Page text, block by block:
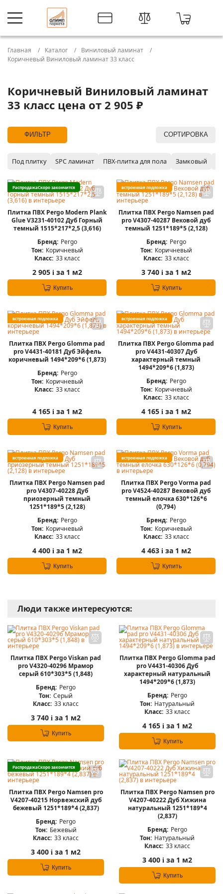
Главная Каталог
Виниловый ламинат
Коричневый Виниловый ламинат 33 класс
Коричневый Виниловый ламинат
33 класс цена от 2 905 ₽
ФИЛЬТР СОРТИРОВКА
Под плитку SPC ламинат ПВХ-плитка для пола Замковый
РаспродажаСкоро закончится
Плитка ПВХ Pergo Modern Plank
Glue V3231-40102 Дуб Горный
темный 1515*217*2,5 (3,616)
Бренд: Pergo
Тон: Коричневый
Класс: 33 класс
2 905 iза 1 м2
Купить
встроенная подложка
Плитка ПВХ Pergo Namsen pad
pro V4307-40287 Вековой дуб
темный 1251*189*5 (2,128)
Бренд: Pergo
Тон: Коричневый
Класс: 33 класс
3 740 iза 1 м2
Купить
встроенная подложка
Плитка ПВХ Pergo Glomma pad
pro V4431-40181 Дуб Эйфель
коричневый 1494*209*6 (1,873)
Бренд: Pergo
Тон: Коричневый
Класс: 33 класс
4 165 iза 1 м2
Купить
встроенная подложка
Плитка ПВХ Pergo Glomma pad
pro V4431-40307 Дуб
характерный темный
1494*209*6 (1,873)
Бренд: Pergo
Тон: Коричневый
Класс: 33 класс
4 165 iза 1 м2
Купить
встроенная подложка
Плитка ПВХ Pergo Namsen pad
pro V4307-40228 Дуб
приозерный темный
1251*189*5 (2,128)
Бренд: Pergo
Тон: Коричневый
Класс: 33 класс
4 400 iза 1 м2
Купить
встроенная подложка
Плитка ПВХ Pergo Vorma pad
pro V4524-40287 Вековой дуб
темный елочка 630*126*6
(0,794)
Бренд: Pergo
Тон: Коричневый
Класс: 33 класс
4 463 iза 1 м2
Купить
Люди также интересуются:
Плитка ПВХ Pergo Viskan pad
pro V4320-40296 Мрамор
серый 610*303*5 (1,848)
Бренд: Pergo
Тон: Серый
Класс: 33 класс
3 740 i за 1 м2
Купить
Плитка ПВХ Pergo Glomma pad
pro V4431-40306 Дуб
характерный натуральный
1494*209*6 (1,873)
Бренд: Pergo
Тон: Натуральный
Класс: 33 класс
4 165 i за 1 м2
Купить
РаспродажаСкоро закончится
Плитка ПВХ Pergo Namsen pro
V4207-40215 Норвежский дуб
бежевый 1251*189*4 (2,837)
Бренд: Pergo
Тон: Бежевый
Класс: 33 класс
3 400 i за 1 м2
Купить
Плитка ПВХ Pergo Namsen pro
V4207-40222 Дуб Хижина
натуральный 1251*189*4
(2,837)
Бренд: Pergo
Тон: Натуральный
Класс: 33 класс
3 400 i за 1 м2
Купить